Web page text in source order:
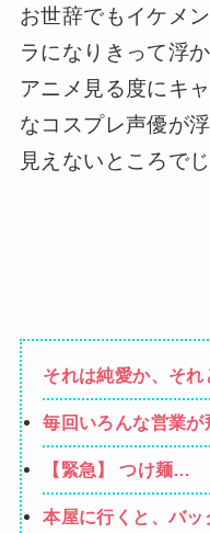
お世辞でもイケメ
ラになりきって浮
アニメ見る度にキ
なコスプレ声優が
見えないところで
それは純愛か、そ
毎回いろんな営業
業者「うちで飼っ
れ！」私「いいん
【緊急】 つけ麺
本屋に行くと、バ